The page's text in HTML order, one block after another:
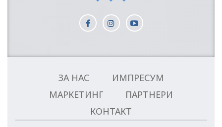
ЗА НАС
ИМПРЕСУМ
МАРКЕТИНГ
ПАРТНЕРИ
КОНТАКТ